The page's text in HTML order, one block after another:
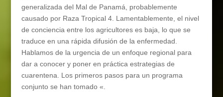
generalizada del Mal de Panamá, probablemente
causado por Raza Tropical 4. Lamentablemente, el nivel
de conciencia entre los agricultores es baja, lo que se
traduce en una rápida difusión de la enfermedad.
Hablamos de la urgencia de un enfoque regional para
dar a conocer y poner en práctica estrategias de
cuarentena. Los primeros pasos para un programa
conjunto se han tomado «.